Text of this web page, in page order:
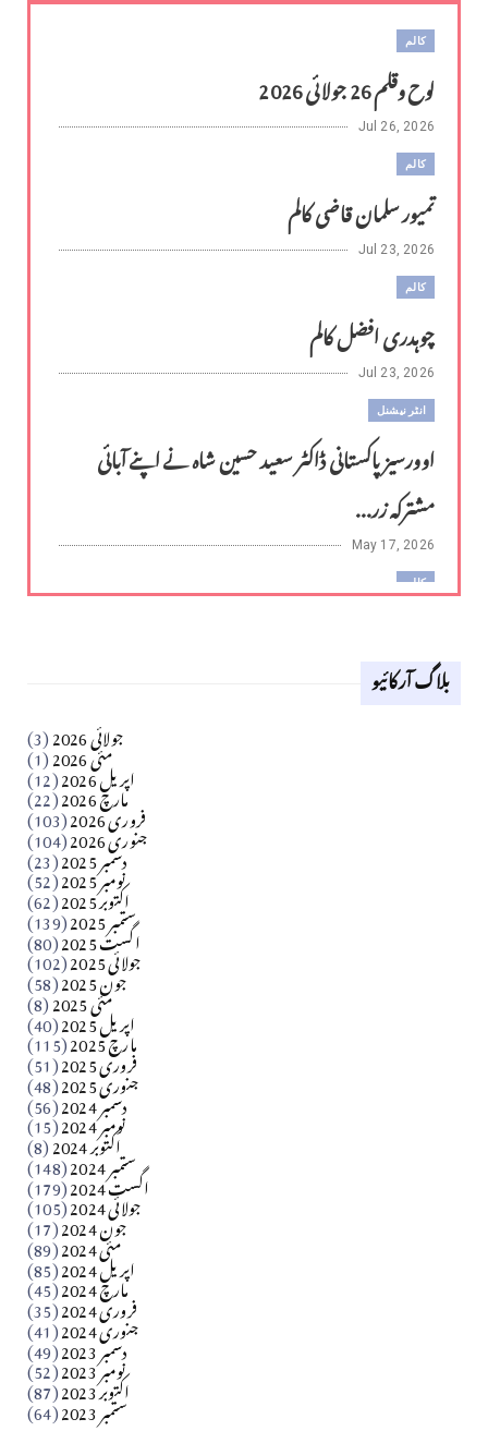
کالم
لوح وقلم 26 جولائی 2026
Jul 26, 2026
کالم
تمیور سلمان قاضی کالم
Jul 23, 2026
کالم
چوہدری افضل کالم
Jul 23, 2026
انٹر نیشنل
اوورسیز پاکستانی ڈاکٹر سعید حسین شاہ نے اپنے آبائی
مشترکہ زر...
May 17, 2026
کالم
Apr 18, 2026
آزاد کشمیر جیسے احتجاج کی ضرورت ہے؟ از،،، ظہیرالدین
بلاگ آرکائیو
جولائی 2026 (3) مئی 2026 (1) اپریل 2026 (12) مارچ 2026 (22) فروری 2026 (103) جنوری 2026 (104) دسمبر 2025 (23) نومبر 2025 (52) اکتوبر 2025 (62) ستمبر 2025 (139) اگست 2025 (80) جولائی 2025 (102) جون 2025 (58) مئی 2025 (8) اپریل 2025 (40) مارچ 2025 (115) فروری 2025 (51) جنوری 2025 (48) دسمبر 2024 (56) نومبر 2024 (15) اکتوبر 2024 (8) ستمبر 2024 (148) اگست 2024 (179) جولائی 2024 (105) جون 2024 (17) مئی 2024 (89) اپریل 2024 (85) مارچ 2024 (45) فروری 2024 (35) جنوری 2024 (41) دسمبر 2023 (49) نومبر 2023 (52) اکتوبر 2023 (87) ستمبر 2023 (64)